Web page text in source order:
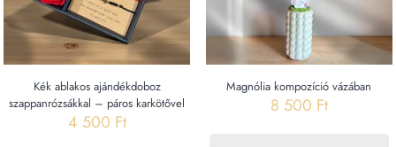
Kék ablakos ajándékdoboz
szappanrózsákkal – páros karkötővel
4 500 Ft
Magnólia kompozíció vázában
8 500 Ft